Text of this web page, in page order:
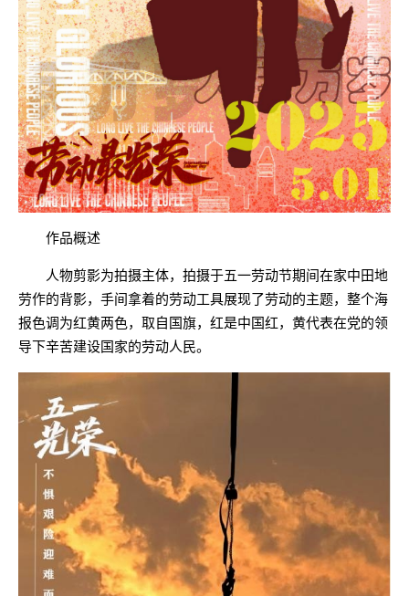
作品概述
人物剪影为拍摄主体，拍摄于五一劳动节期间在家中田地
劳作的背影，手间拿着的劳动工具展现了劳动的主题，整个海
报色调为红黄两色，取自国旗，红是中国红，黄代表在党的领
导下辛苦建设国家的劳动人民。